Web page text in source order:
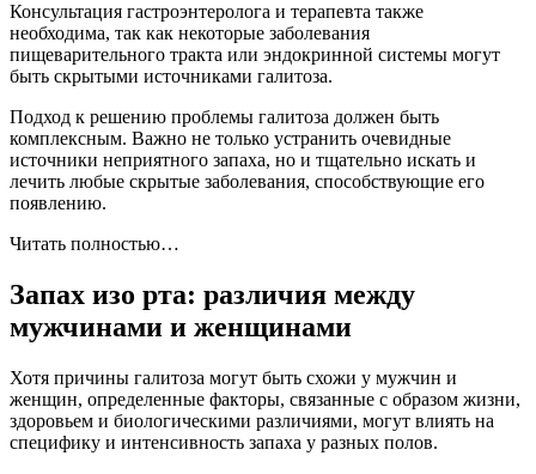
Консультация гастроэнтеролога и терапевта также
необходима, так как некоторые заболевания
пищеварительного тракта или эндокринной системы могут
быть скрытыми источниками галитоза.
Подход к решению проблемы галитоза должен быть
комплексным. Важно не только устранить очевидные
источники неприятного запаха, но и тщательно искать и
лечить любые скрытые заболевания, способствующие его
появлению.
Читать полностью…
Запах изо рта: различия между
мужчинами и женщинами
Хотя причины галитоза могут быть схожи у мужчин и
женщин, определенные факторы, связанные с образом жизни,
здоровьем и биологическими различиями, могут влиять на
специфику и интенсивность запаха у разных полов.